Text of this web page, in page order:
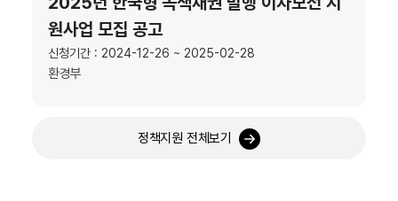
원사업 모집 공고
신청기간 : 2024-12-26 ~ 2025-02-28
환경부
정책지원 전체보기